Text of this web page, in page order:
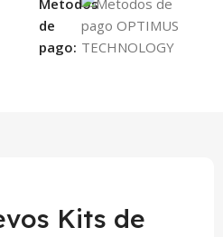
Metodos
de
pago:
Kits de